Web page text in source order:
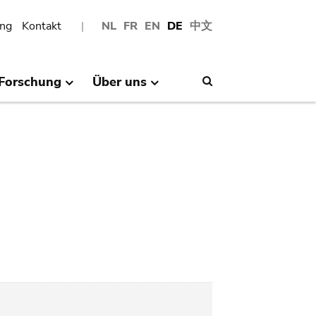
NL FR EN DE 中文
Kontakt
Über uns